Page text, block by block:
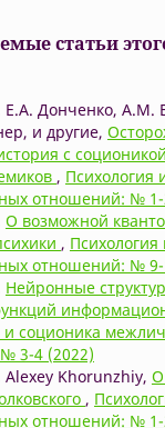
статьи
Е.А. Донченко, А.М.
и другие,
с
, Психология
отношений: № 1-
О возможной
,
отношений: № 9-
Нейронные
и соционика
3-4 (2022)
Alexey Khorunzhiy, О
,
отношений: № 1-